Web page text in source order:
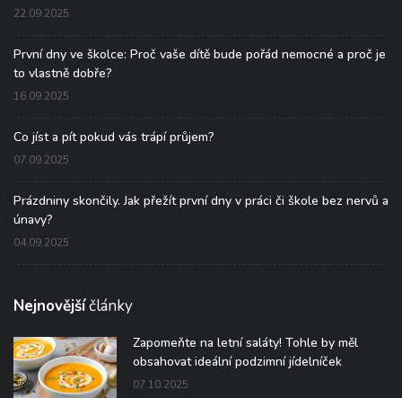
22.09.2025
První dny ve školce: Proč vaše dítě bude pořád nemocné a proč je
to vlastně dobře?
16.09.2025
Co jíst a pít pokud vás trápí průjem?
07.09.2025
Prázdniny skončily. Jak přežít první dny v práci či škole bez nervů a
únavy?
04.09.2025
Nejnovějšíčlánky
Zapomeňte na letní saláty! Tohle by měl
obsahovat ideální podzimní jídelníček
07.10.2025